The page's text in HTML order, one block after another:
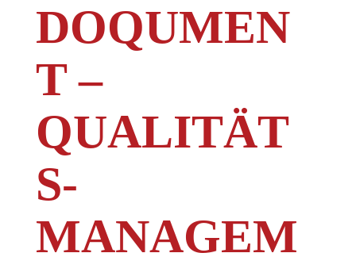
DOQUMEN
T –
QUALITÄT
S­
MANAGEM